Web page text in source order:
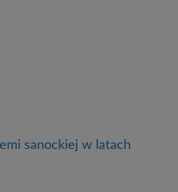
sanockiej w latach